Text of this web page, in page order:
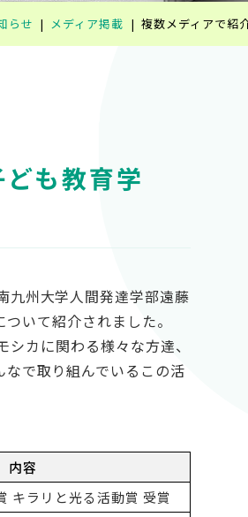
らせ メディア掲載 複数メディアで紹
も教育学
九州大学人間発達学部遠藤
いて紹介されました。
カに関わる様々な方達、
で取り組んでいるこの活
内容
キラリと光る活動賞 受賞